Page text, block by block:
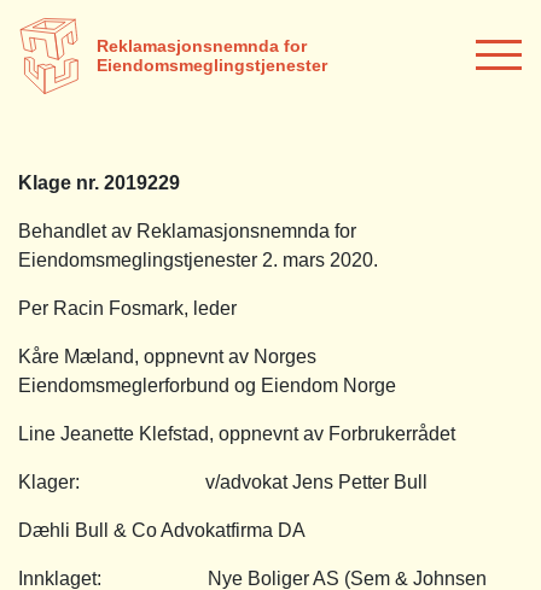
Reklamasjonsnemnda for
Eiendomsmeglingstjenester
Klage nr. 2019229
Behandlet av Reklamasjonsnemnda for
Eiendomsmeglingstjenester 2. mars 2020.
Per Racin Fosmark, leder
Kåre Mæland, oppnevnt av Norges
Eiendomsmeglerforbund og Eiendom Norge
Line Jeanette Klefstad, oppnevnt av Forbrukerrådet
Klager: v/advokat Jens Petter Bull
Dæhli Bull & Co Advokatfirma DA
Innklaget: Nye Boliger AS (Sem & Johnsen